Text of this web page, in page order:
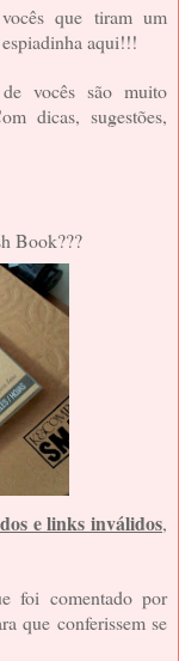
que tiram um
aqui!!!
vocês são muito
dicas, sugestões,
Book???
e links inválidos,
foi comentado por
que conferissem se